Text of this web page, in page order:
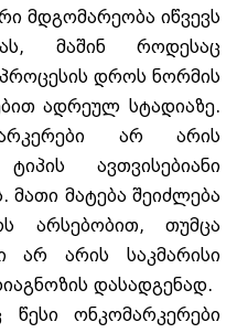
მდგომარეობა იწვევს
მაშინ როდესაც
პროცესის დროს ნორმის
ადრეულ სტადიაზე.
არ არის
ავთვისებიანი
მათი მატება შეიძლება
არსებობით, თუმცა
არ არის საკმარისი
დასადგენად.
ონკომარკერები